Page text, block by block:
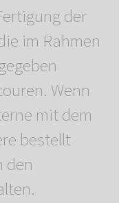
der
im Rahmen
Wenn
mit dem
bestellt
den